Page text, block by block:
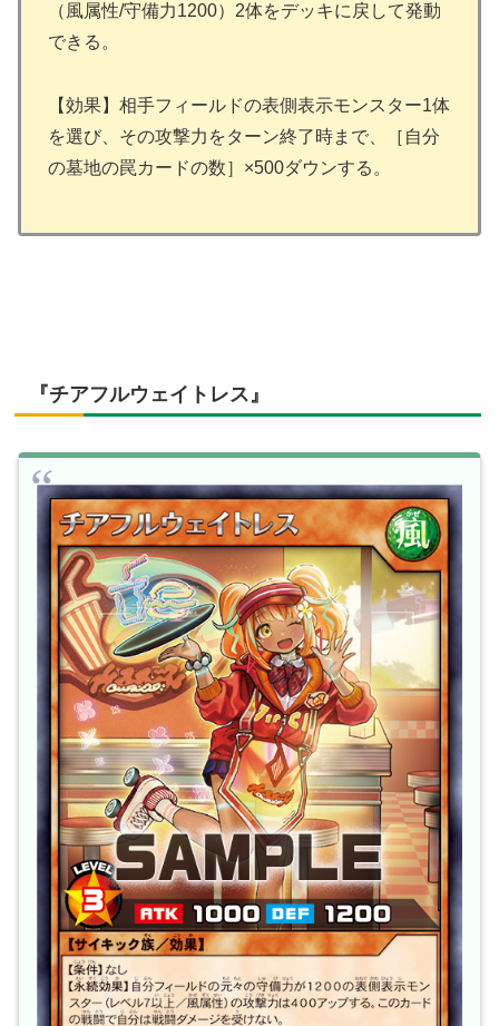
（風属性/守備力1200）2体をデッキに戻して発動
できる。
【効果】相手フィールドの表側表示モンスター1体
を選び、その攻撃力をターン終了時まで、［自分
の墓地の罠カードの数］×500ダウンする。
『チアフルウェイトレス』